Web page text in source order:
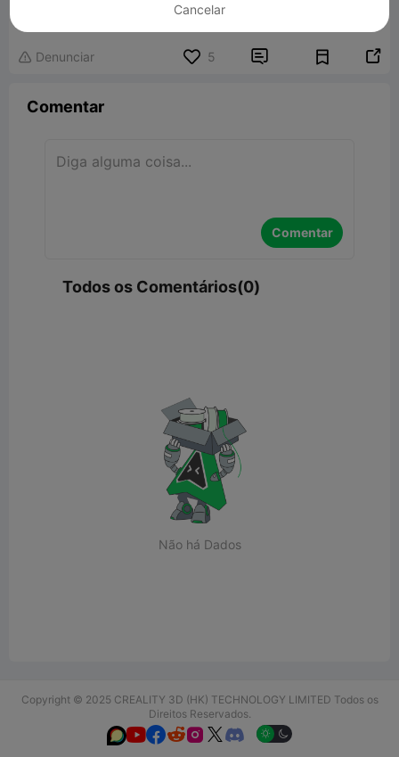
Modelo 3D Relacionado
 Denunciar 5  
Comentar
Comentar
Todos os Comentários(0)
Não há Dados
Copyright © 2025 CREALITY 3D (HK) TECHNOLOGY LIMITED Todos os
Direitos Reservados.
  
Cancelar